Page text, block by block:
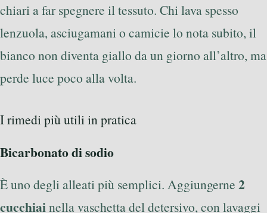
chiari a far spegnere il tessuto. Chi lava spesso
lenzuola, asciugamani o camicie lo nota subito, il
bianco non diventa giallo da un giorno all’altro, ma
perde luce poco alla volta.
I rimedi più utili in pratica
Bicarbonato di sodio
È uno degli alleati più semplici. Aggiungerne 2
cucchiainella vaschetta del detersivo, con lavaggi